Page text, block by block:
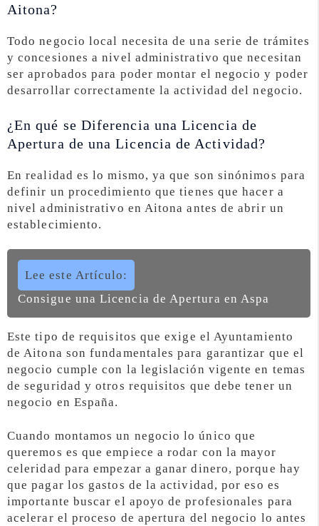
Aitona?
Todo negocio local necesita de una serie de trámites
y concesiones a nivel administrativo que necesitan
ser aprobados para poder montar el negocio y poder
desarrollar correctamente la actividad del negocio.
¿En qué se Diferencia una Licencia de
Apertura de una Licencia de Actividad?
En realidad es lo mismo, ya que son sinónimos para
definir un procedimiento que tienes que hacer a
nivel administrativo en Aitona antes de abrir un
establecimiento.
Lee este Artículo:
Consigue una Licencia de Apertura en Aspa
Este tipo de requisitos que exige el Ayuntamiento
de Aitona son fundamentales para garantizar que el
negocio cumple con la legislación vigente en temas
de seguridad y otros requisitos que debe tener un
negocio en España.
Cuando montamos un negocio lo único que
queremos es que empiece a rodar con la mayor
celeridad para empezar a ganar dinero, porque hay
que pagar los gastos de la actividad, por eso es
importante buscar el apoyo de profesionales para
acelerar el proceso de apertura del negocio lo antes